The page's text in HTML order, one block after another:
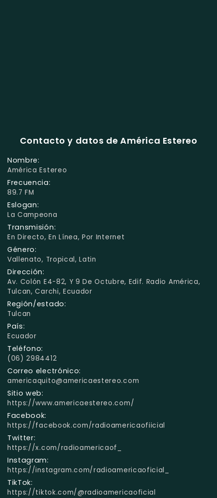
Contacto y datos de América Estereo
Nombre:
América Estereo
Frecuencia:
89.7 FM
Eslogan:
La Campeona
Transmisión:
En Directo, En Línea, Por Internet
Género:
Vallenato, Tropical, Latin
Dirección:
Av. Colón E4-82, Y 9 De Octubre, Edif. Radio América,
Tulcan, Carchi, Ecuador
Región/estado:
Tulcan
País:
Ecuador
Teléfono:
(06) 2984412
Correo electrónico:
americaquito@americaestereo.com
Sitio web:
https://www.americaestereo.com/
Facebook:
https://facebook.com/radioamericaofiicial
Twitter:
https://x.com/radioamericaof_
Instagram:
https://instagram.com/radioamericaoficial_
TikTok:
https://tiktok.com/@radioamericaoficial